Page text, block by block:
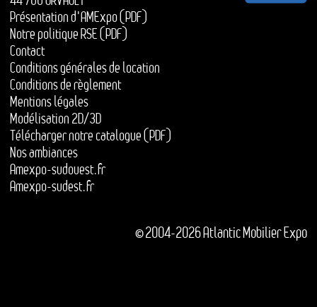
Présentation d'AMExpo (PDF)
Notre politique RSE (PDF)
Contact
Conditions générales de location
Conditions de règlement
Mentions légales
Modélisation 2D/3D
Télécharger notre catalogue (PDF)
Nos ambiances
Amexpo-sudouest.fr
Amexpo-sudest.fr
© 2004-2026 Atlantic Mobilier Expo